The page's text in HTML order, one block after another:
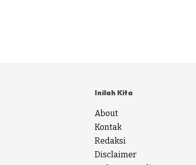
Inilah Kita
About
Kontak
Redaksi
Disclaimer